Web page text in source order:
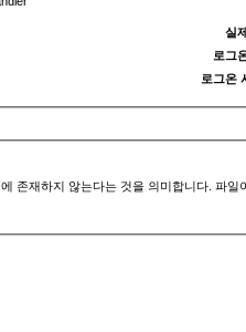
실
로그
로그온
존재하지 않는다는 것을 의미합니다. 파